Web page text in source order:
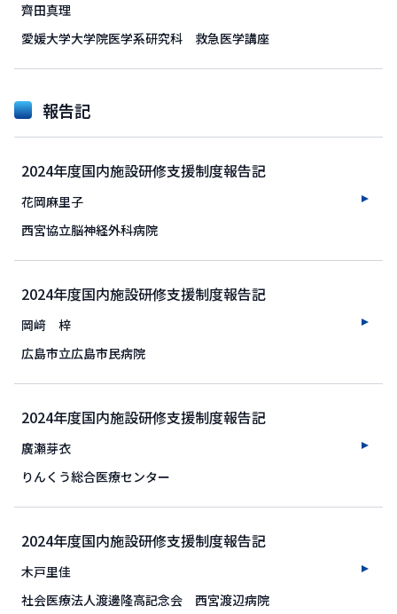
齊田真理
愛媛大学大学院医学系研究科 救急医学講座
報告記
2024年度国内施設研修支援制度報告記
花岡麻里子
西宮協立脳神経外科病院
2024年度国内施設研修支援制度報告記
岡﨑 梓
広島市立広島市民病院
2024年度国内施設研修支援制度報告記
廣瀬芽衣
りんくう総合医療センター
2024年度国内施設研修支援制度報告記
木戸里佳
社会医療法人渡邊隆高記念会 西宮渡辺病院